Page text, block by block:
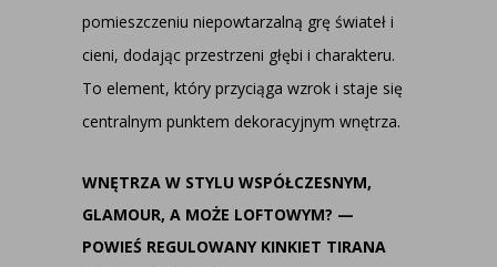
pomieszczeniu niepowtarzalną grę świateł i
cieni, dodając przestrzeni głębi i charakteru.
To element, który przyciąga wzrok i staje się
centralnym punktem dekoracyjnym wnętrza.
WNĘTRZA W STYLU WSPÓŁCZESNYM,
GLAMOUR, A MOŻE LOFTOWYM? —
POWIEŚ REGULOWANY KINKIET TIRANA